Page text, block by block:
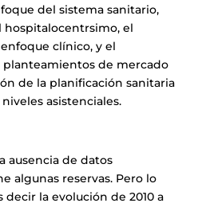
del sistema sanitario,
el
clínico, y el
de mercado
de la planificación sanitaria
asistenciales.
ausencia de datos
algunas reservas. Pero lo
decir la evolución de 2010 a